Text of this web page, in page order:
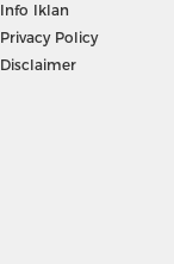
Info Iklan
Privacy Policy
Disclaimer